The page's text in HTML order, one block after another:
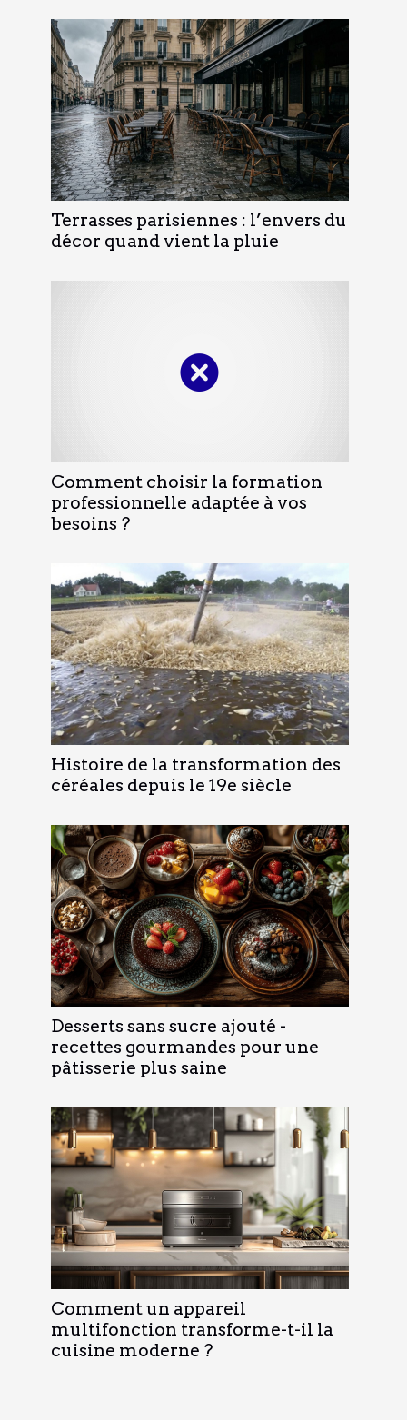
Terrasses parisiennes : l’envers du
décor quand vient la pluie
Comment choisir la formation
professionnelle adaptée à vos
besoins ?
Histoire de la transformation des
céréales depuis le 19e siècle
Desserts sans sucre ajouté -
recettes gourmandes pour une
pâtisserie plus saine
Comment un appareil
multifonction transforme-t-il la
cuisine moderne ?